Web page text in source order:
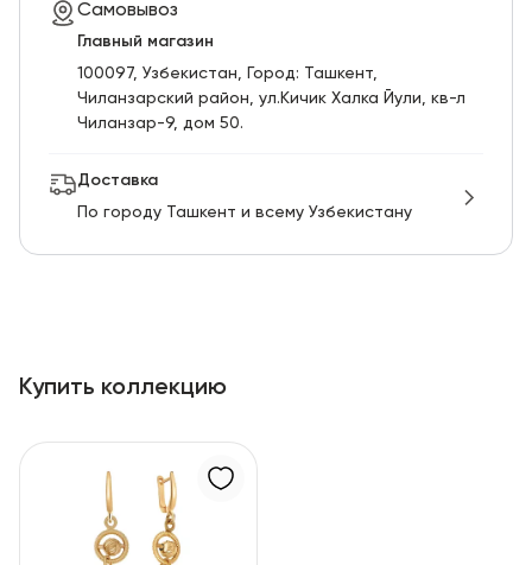
Самовывоз
Главный магазин
100097, Узбекистан, Город: Ташкент,
Чиланзарский pайон, ул.Кичик Халка Йули, кв-л
Чиланзар-9, дом 50.
Доставка
По городу Ташкент и всему Узбекистану
Купить коллекцию